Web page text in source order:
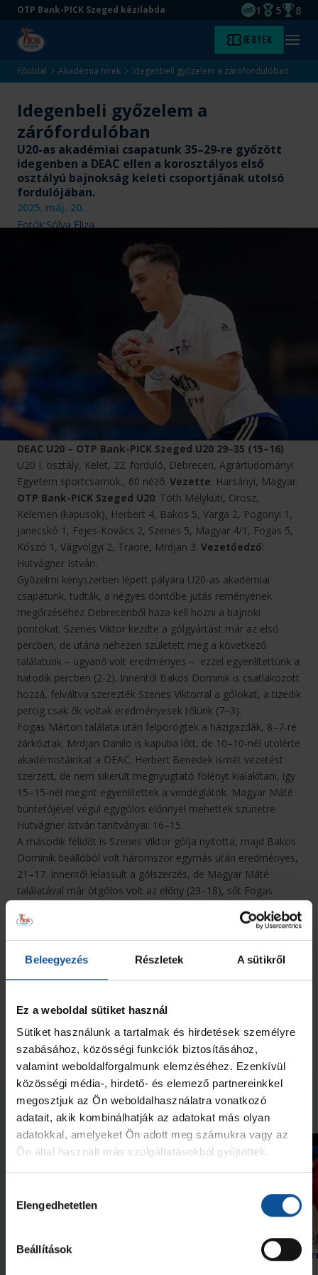
Beleegyezés Részletek A sütikről
Ez a weboldal sütiket használ
Sütiket használunk a tartalmak és hirdetések személyre
szabásához, közösségi funkciók biztosításához,
valamint weboldalforgalmunk elemzéséhez. Ezenkívül
közösségi média-, hirdető- és elemező partnereinkkel
megosztjuk az Ön weboldalhasználatra vonatkozó
adatait, akik kombinálhatják az adatokat más olyan
adatokkal, amelyeket Ön adott meg számukra vagy az
Ön által használt más szolgáltatásokból gyűjtöttek.
kiválasztása
Elengedhetetlen
Beállítások
Ugrás
tartalomra
Ugrás
aljára
OTP Bank-PICK Szeged kézilabda
EHF
1
Magyar
5 8
Kezdőlap Jegyek Menü
Főoldal Akadémia hírek Idegenbeli győzelem a zárófordulóban
Idegenbeli győzelem a
zárófordulóban
U20-as akadémiai csapatunk 35–29-re győzött
idegenben a DEAC ellen a korosztályos első
osztályú bajnokság keleti csoportjának utolsó
fordulójában.
2025. máj. 20.
Fotók:Sólya Eliza
DEAC U20 – OTP Bank-PICK Szeged U20 29–35 (15–16)
U20 I. osztály, Kelet, 22. forduló, Debrecen, Agrártudományi
Egyetem sportcsarnok., 60 néző. Vezette: Harsányi, Magyar.
OTP Bank-PICK Szeged U20: Tóth Mélykúti, Orosz,
Kelemen (kapusok), Herbert 4, Bakos 5, Varga 2, Pogonyi 1,
Janecskó 1, Fejes-Kovács 2, Szenes 5, Magyar 4/1, Fogas 5,
Kószó 1, Vágvölgyi 2, Traore, Mrdjan 3. Vezetőedző:
Hutvágner István.
Győzelmi kényszerben lépett pályára U20-as akadémiai
csapatunk, tudták, a négyes döntőbe jutás reményének
megőrzéséhez Debrecenből haza kell hozni a bajnoki
pontokat. Szenes Viktor kezdte a gólgyártást már az első
percben, de utána nehezen született meg a következő
találatunk – ugyanő volt eredményes – ezzel egyenlítettünk a
hatodik percben (2-2). Innentől Bakos Dominik is csatlakozott
hozzá, felváltva szerezték Szenes Viktorral a gólokat, a tizedik
percig csak ők voltak eredményesek tőlünk (7–3).
Fogas Márton találata után felpörögtek a házigazdák, 8–7-re
zárkóztak. Mrdjan Danilo is kapuba lőtt, de 10–10-nél utolérte
akadémistáinkat a DEAC. Herbert Benedek ismét vezetést
szerzett, de nem sikerült megnyugtató fölényt kialakítani, így
15–15-nél megint egyenlítettek a vendéglátók. Magyar Máté
büntetőjével végül egygólos előnnyel mehettek szünetre
Hutvágner István tanítványai: 16–15.
A második félidőt is Szenes Viktor gólja nyitotta, majd Bakos
Dominik beállóból volt háromszor egymás után eredményes,
21–17. Innentől lelassult a gólszerzés, de Magyar Máté
találatával már ötgólos volt az előny (23–18), sőt Fogas
(26–19). A DEAC igyekezett közelebb zárkózni, de Varga
Levente és Mrdjan Danilo is pontosan célzott, a hajrára 30–
23-as vezetéssel fordultunk. A végjátékban Vágvölgyi Szilárd
be: 35–29.
döntőbe jutás péntek délután dől el, amikor a rivális PLER a
gyengélkedő Honvédhoz látogat.
Neked ajánljuk
Barátoktól búcsúzom
A negyedik helyet